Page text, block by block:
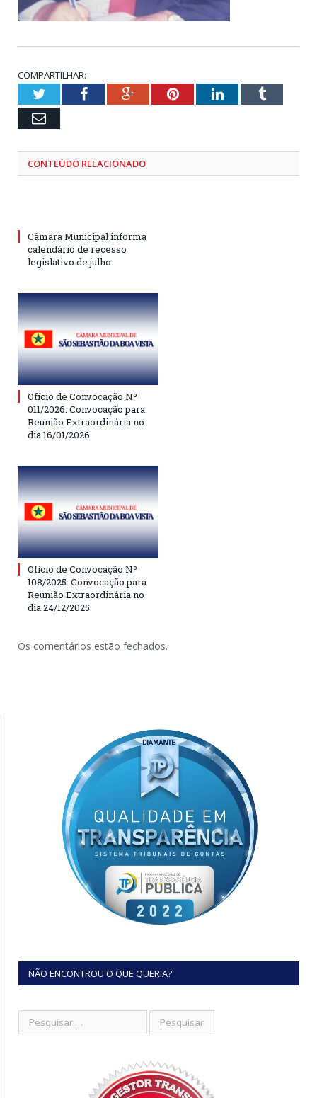
COMPARTILHAR:
TwitterFacebookGoogle+PinterestLinkedInTumblr
Email
CONTEÚDO RELACIONADO
Câmara Municipal informa
calendário de recesso
legislativo de julho
Ofício de Convocação Nº
011/2026: Convocação para
Reunião Extraordinária no
dia 16/01/2026
Ofício de Convocação Nº
108/2025: Convocação para
Reunião Extraordinária no
dia 24/12/2025
Os comentários estão fechados.
NÃO ENCONTROU O QUE QUERIA?